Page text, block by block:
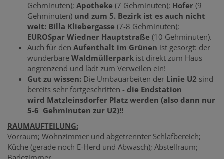
Gehminuten); Apotheke (7 Gehminuten); Hofer (9
Gehminuten) und zum 5. Bezirk ist es auch nicht
weit: Billa Kliebergasse (7-8 Gehminuten);
EUROSpar Wiedner Hauptstraße (10 Gehminuten).
Auch für den Aufenthalt im Grünen ist gesorgt: der
wunderbare Waldmüllerpark ist direkt zum Haus
angrenzend und lädt zum Verweilen ein!
Gut zu wissen: Die Umbauarbeiten der Linie U2 sind
bereits sehr fortgeschritten - die Endstation
wird Matzleinsdorfer Platz werden (also dann nur
5-6 Gehminuten zur U2)!!
RAUMAUFTEILUNG:
Vorraum; Wohnzimmer und abgetrennter Schlafbereich;
Küche (gerade noch E-Herd und Abwasch); Abstellraum;